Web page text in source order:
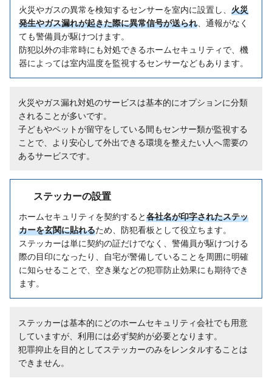
火災やガスの異常を検知するセンサーを室内に設置し、 火災
発生やガス漏れが起きた際に異常信号が送られ、通報がなく
ても警備員が駆けつけます。
防犯以外の非常時にも対処できるホームセキュリティで、機
器によっては室内温度を監視するセンサーなどもあります。
火災やガス漏れ対処のサービスは基本的にオプションに分類
されることが多いです。
子どもやペットが留守をしている間もセンサー類が監視する
ことで、より安心して外出できる環境を整えたい人へ需要の
あるサービスです。
ステッカーの設置
ホームセキュリティを契約すると各社名が印字されたステッ
カーを玄関に貼れるため、防犯看板として役立ちます。
ステッカーは単に契約の証だけでなく、警備員が駆けつける
際の目印になったり、自宅が警備していることを周囲に明確
に知らせることで、空き巣などの犯罪防止効果にも期待でき
ます。
ステッカーは基本的にどのホームセキュリティ会社でも用意
していますが、利用には必ず契約が必要となります。
犯罪抑止を目的としてステッカーのみをレンタルすることは
できません。